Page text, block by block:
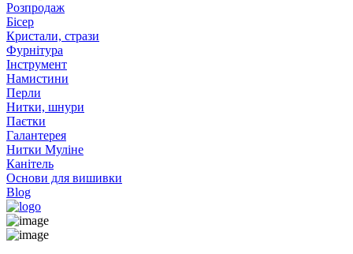
Розпродаж
Бісер
Кристали, стрази
Фурнітура
Інструмент
Намистини
Перли
Нитки, шнури
Паєтки
Галантерея
Нитки Муліне
Канітель
Основи для вишивки
Blog